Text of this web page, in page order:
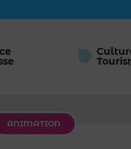
ANIMATION